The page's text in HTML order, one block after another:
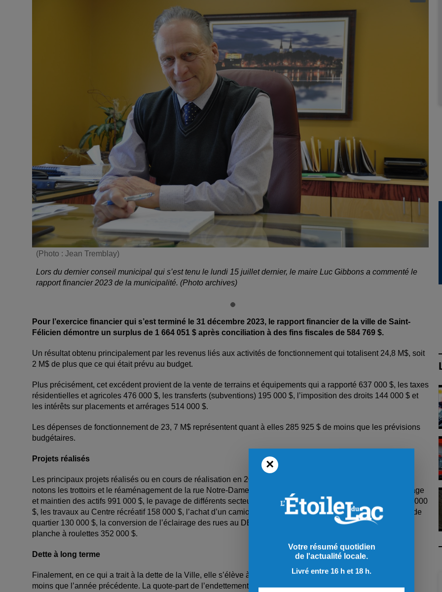
(Photo : Jean Tremblay)
Lors du dernier conseil municipal qui s’est tenu le lundi 15 juillet dernier, le maire Luc Gibbons a commenté le
rapport financier 2023 de la municipalité. (Photo archives)
Pour l’exercice financier qui s’est terminé le 31 décembre 2023, le rapport financier de la ville de Saint-
Félicien démontre un surplus de 1 664 051 $ après conciliation à des fins fiscales de 584 769 $.
Un résultat obtenu principalement par les revenus liés aux activités de fonctionnement qui totalisent 24,8 M$, soit
2 M$ de plus que ce qui était prévu au budget.
Plus précisément, cet excédent provient de la vente de terrains et équipements qui a rapporté 637 000 $, les taxes
résidentielles et agricoles 476 000 $, les transferts (subventions) 195 000 $, l’imposition des droits 144 000 $ et
les intérêts sur placements et arrérages 514 000 $.
Les dépenses de fonctionnement de 23, 7 M$ représentent quant à elles 285 925 $ de moins que les prévisions
budgétaires.
Projets réalisés
Les principaux projets réalisés ou en cours de réalisation en 2023 totalisent 5,7 M$. Parmi les plus importants,
notons les trottoirs et le réaménagement de la rue Notre-Dame 706 000 $, les travaux sur les postes de pompage
et maintien des actifs 991 000 $, le pavage de différents secteurs : 1 M$, le rechargement de divers rangs 295 000
$, les travaux au Centre récréatif 158 000 $, l’achat d’un camion 10 roues 351 000 $, l’amélioration des parcs de
quartier 130 000 $, la conversion de l’éclairage des rues au DEL 192 000 $ et la construction d’un parc de
planche à roulettes 352 000 $.
Dette à long terme
Finalement, en ce qui a trait à la dette de la Ville, elle s’élève à 14,7 M$, soit une diminution de 600 000 $ de
moins que l’année précédente. La quote-part de l’endettement de la MRC est de 11,4 M$.
×
Votre résumé quotidien
de l'actualité locale.
Livré entre 16 h et 18 h.